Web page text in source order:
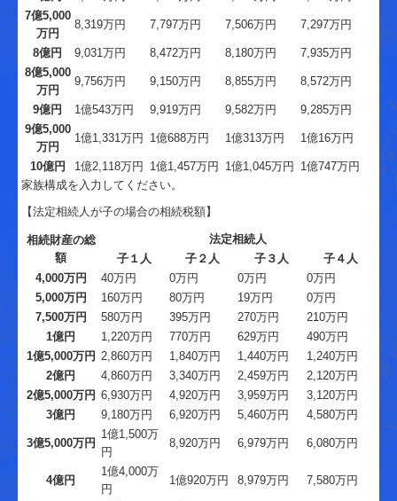
7億5,000
万円
8,319万円 7,797万円 7,506万円 7,297万円
8億円 9,031万円 8,472万円 8,180万円
7,935万円
8億5,000
万円
9,756万円 9,150万円 8,855万円 8,572万円
9億円 1億543万円 9,919万円 9,582万円
9,285万円
9億5,000
万円
1億1,331万円 1億688万円 1億313万円 1億16万円
10億円 1億2,118万円 1億1,457万円 1億1,045万円
1億747万円
家族構成を入力してください。
【法定相続人が子の場合の相続税額】
相続財産の総
額
法定相続人
子１人
子２人 子３人
子４人
4,000万円
40万円 0万円 0万円
0万円
5,000万円
160万円 80万円 19万円
0万円
7,500万円
580万円 395万円 270万円
210万円
1億円
1,220万円 770万円 629万円
490万円
1億5,000万円 2,860万円 1,840万円 1,440万円
1,240万円
2億円
4,860万円 3,340万円 2,459万円
2,120万円
2億5,000万円 6,930万円 4,920万円 3,959万円
3,120万円
3億円
9,180万円 6,920万円 5,460万円 4,580万円
3億5,000万円
1億1,500万
円
8,920万円 6,979万円 6,080万円
4億円
1億4,000万
円
1億920万円 8,979万円 7,580万円